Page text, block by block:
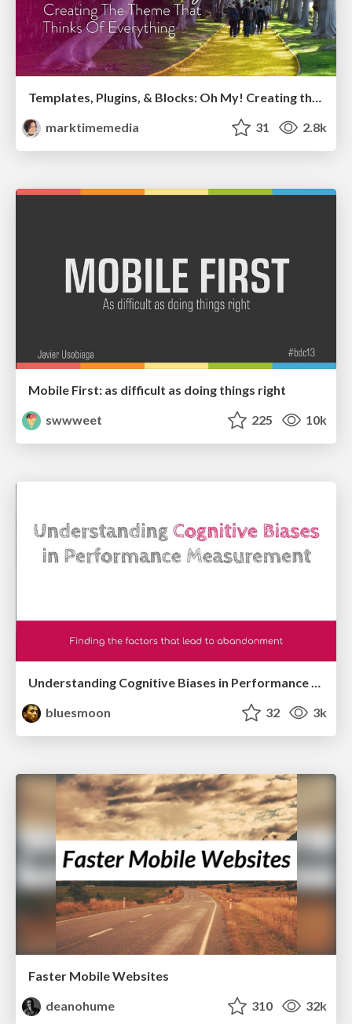
marktimemedia
31 2.8k
Mobile First: as difficult as doing things right
swwweet
225 10k
Understanding Cognitive Biases in Performance Measurement
bluesmoon
32 3k
Faster Mobile Websites
deanohume
310 32k